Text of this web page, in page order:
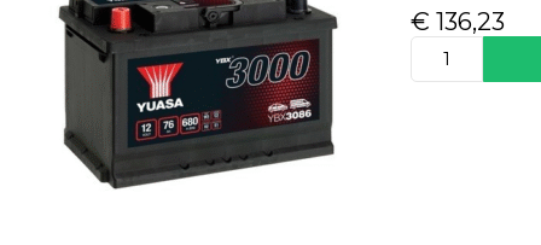
€ 136,23
produkto
kiekis: